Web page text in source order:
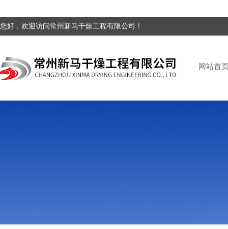
您好，欢迎访问常州新马干燥工程有限公司！
网站首